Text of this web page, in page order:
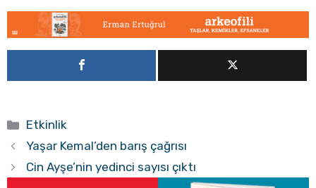
Kategoriler
Etkinlik
Yaşar Kemal’den barış çağrısı
Cin Ayşe’nin yedinci sayısı çıktı